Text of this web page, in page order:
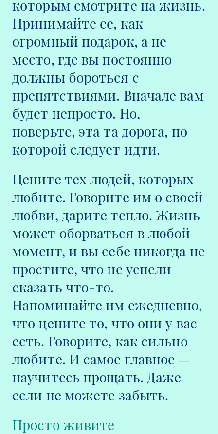
которым смотрите на жизнь.
Принимайте ее, как
огромный подарок, а не
место, где вы постоянно
должны бороться с
препятствиями. Вначале вам
будет непросто. Но,
поверьте, эта та дорога, по
которой следует идти.
Цените тех людей, которых
любите. Говорите им о своей
любви, дарите тепло. Жизнь
может оборваться в любой
момент, и вы себе никогда не
простите, что не успели
сказать что-то.
Напоминайте им ежедневно,
что цените то, что они у вас
есть. Говорите, как сильно
любите. И самое главное —
научитесь прощать. Даже
если не можете забыть.
Просто живите